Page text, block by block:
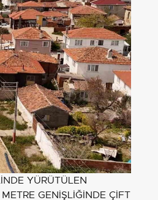
YÜRÜTÜLEN
GENİŞLİĞİNDE ÇİFT